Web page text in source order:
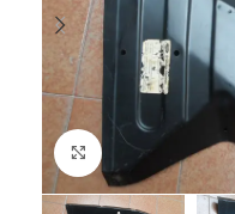
Click to enlarge